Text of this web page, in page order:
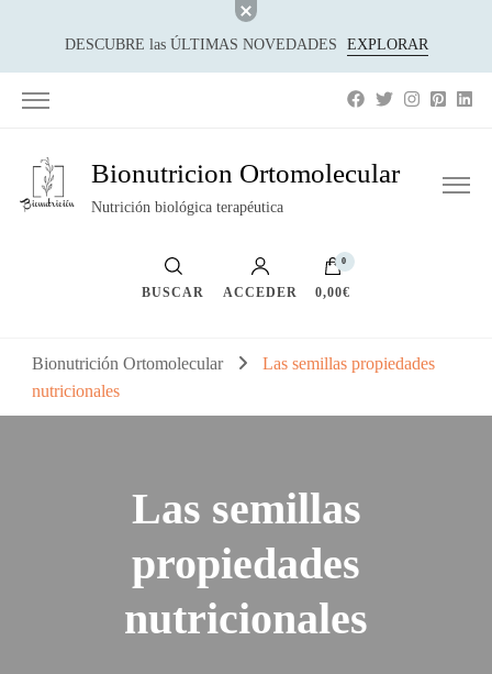
DESCUBRE las ÚLTIMAS NOVEDADES EXPLORAR
Bionutricion Ortomolecular
Nutrición biológica terapéutica
BUSCAR ACCEDER
0
0,00€
Bionutrición Ortomolecular
Las semillas propiedades
nutricionales
Las semillas
propiedades
nutricionales